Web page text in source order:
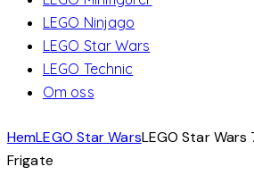
LEGO Ninjago
LEGO Star Wars
LEGO Technic
Om oss
HemLEGO Star WarsLEGO Star
Frigate